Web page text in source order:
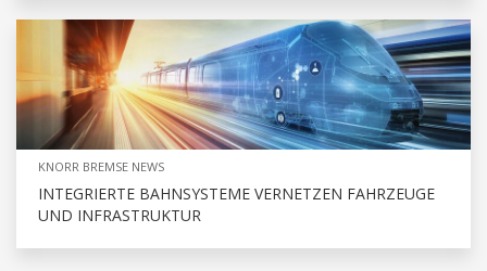
KNORR BREMSE NEWS
INTEGRIERTE BAHNSYSTEME VERNETZEN FAHRZEUGE
UND INFRASTRUKTUR